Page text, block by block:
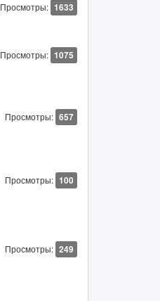
Просмотры: 1633
Просмотры: 1075
Просмотры: 657
Просмотры: 100
Просмотры: 249